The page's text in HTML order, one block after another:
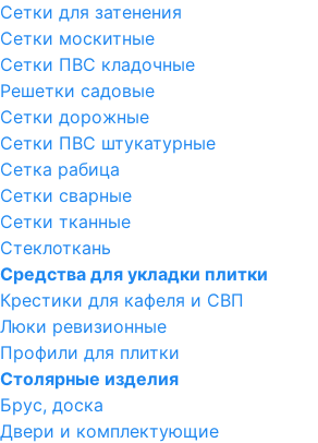
Сетки для затенения
Сетки москитные
Сетки ПВС кладочные
Решетки садовые
Сетки дорожные
Сетки ПВС штукатурные
Сетка рабица
Сетки сварные
Сетки тканные
Стеклоткань
Средства для укладки плитки
Крестики для кафеля и СВП
Люки ревизионные
Профили для плитки
Столярные изделия
Брус, доска
Двери и комплектующие